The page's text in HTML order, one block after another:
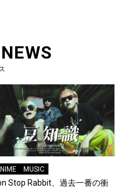
MUSIC
Stop Rabbit、過去一番の衝